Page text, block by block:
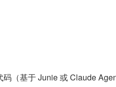
码（基于 Junie 或 Claude